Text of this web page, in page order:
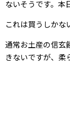
ないそうです。本
これは買うしかな
通常お土産の信玄
きないですが、柔